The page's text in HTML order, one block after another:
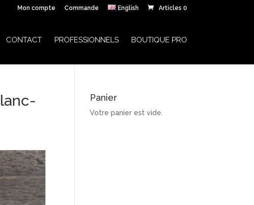
Mon compte Commande English Articles 0
CONTACT PROFESSIONNELS BOUTIQUE PRO
Panier
Votre panier est vide.